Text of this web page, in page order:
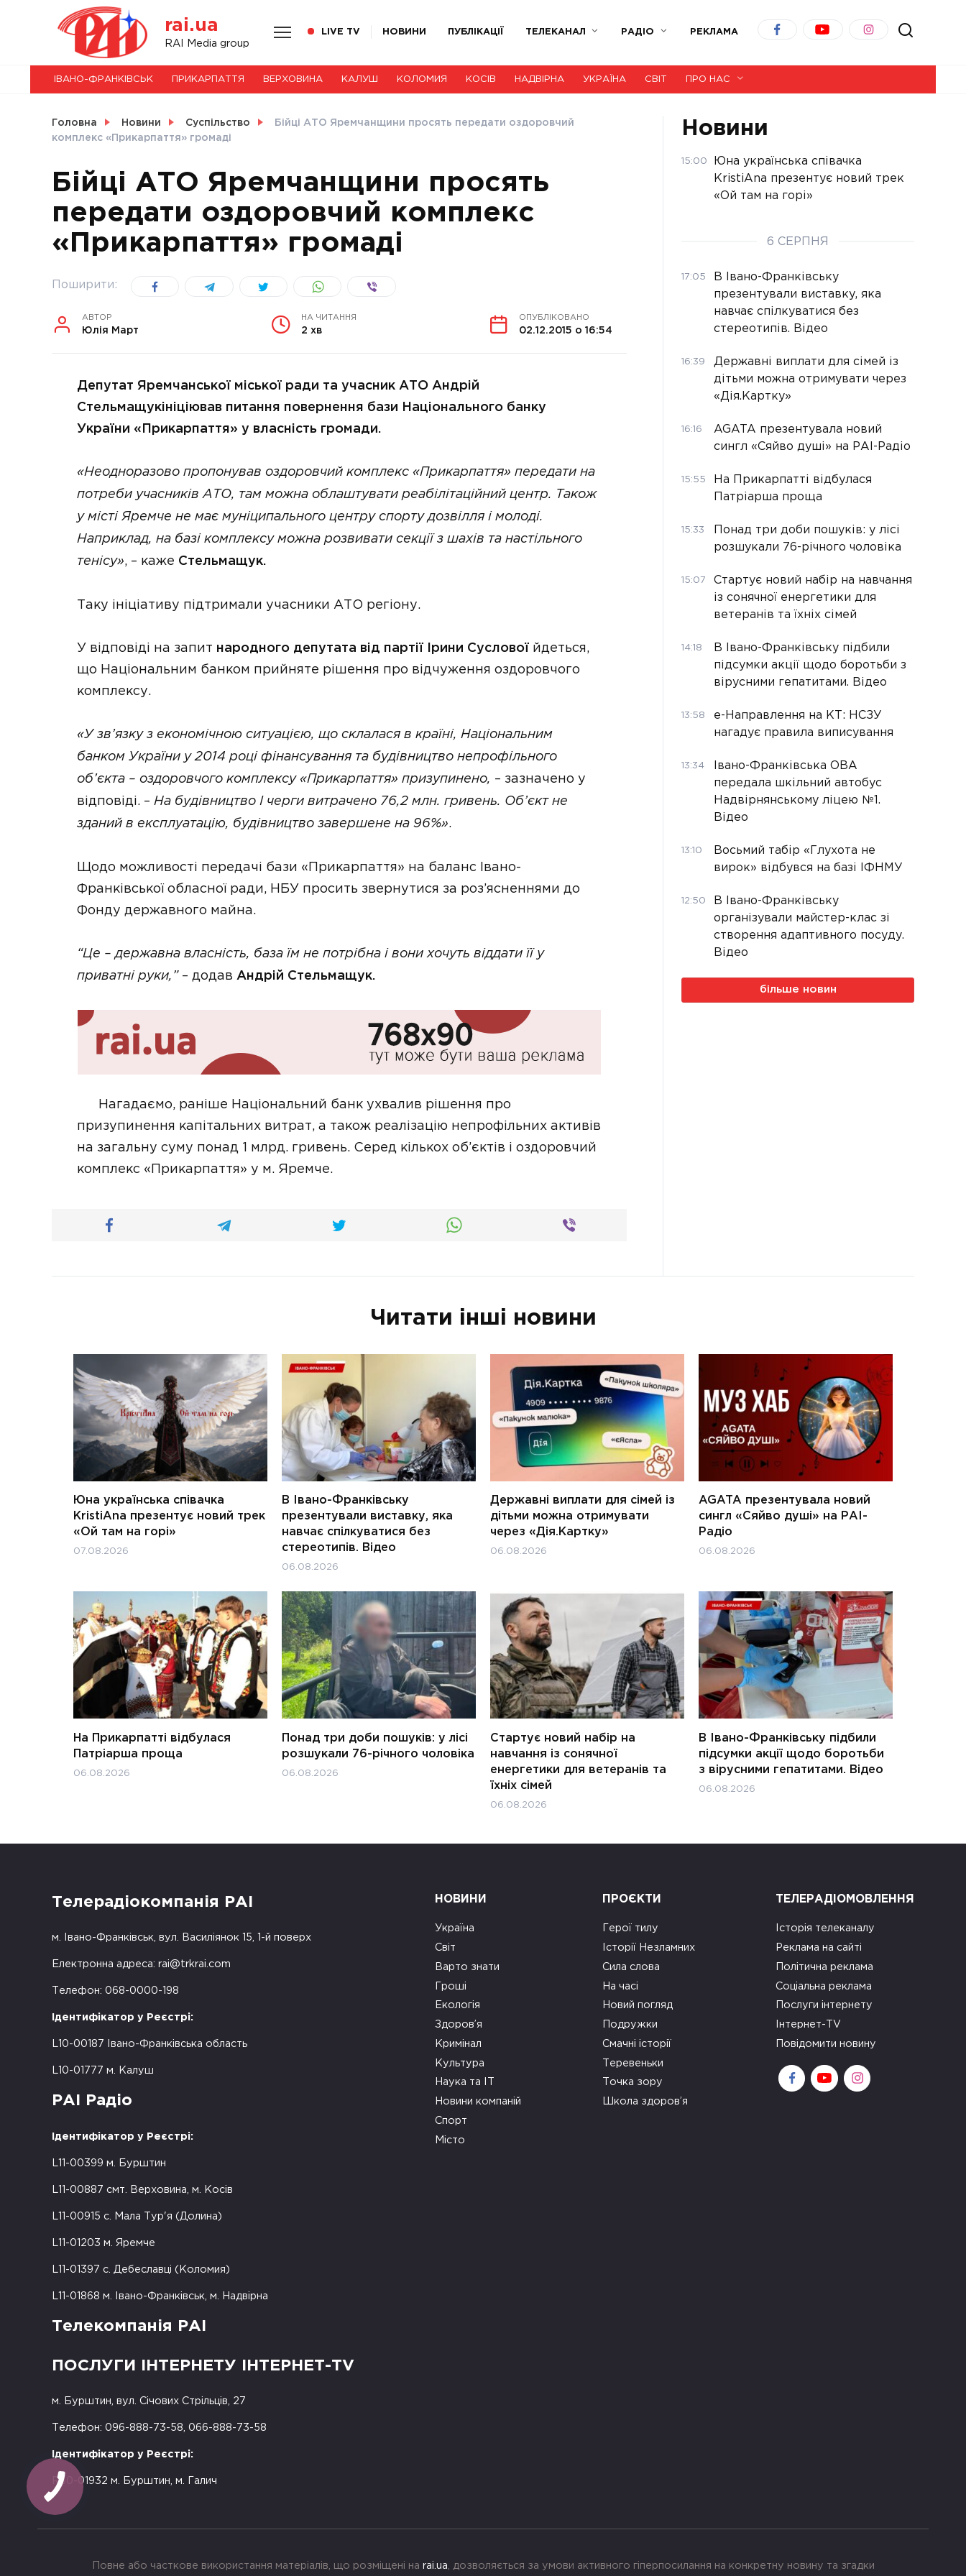
rai.ua
RAI Media group
LIVE TV НОВИНИ ПУБЛІКАЦІЇ ТЕЛЕКАНАЛ РАДІО РЕКЛАМА
НОВИНИ
СВІТ
УКРАЇНА
ІВАНО-ФРАНКІВСЬК ПРИКАРПАТТЯ ВЕРХОВИНА КАЛУШ КОЛОМИЯ КОСІВ НАДВІРНА УКРАЇНА СВІТ ПРО НАС
Головна Новини Суспільство
Бійці АТО Яремчанщини просять передати оздоровчий
комплекс «Прикарпаття» громаді
Бійці АТО Яремчанщини просять
передати оздоровчий комплекс
«Прикарпаття» громаді
Поширити:
АВТОР
Юлія Март
НА ЧИТАННЯ
2 хв
ОПУБЛІКОВАНО
02.12.2015 о 16:54
Депутат Яремчанської міської ради та учасник АТО Андрій
Стельмащукініціював питання повернення бази Національного банку
України «Прикарпаття» у власність громади.
«Неодноразово пропонував оздоровчий комплекс «Прикарпаття» передати на
потреби учасників АТО, там можна облаштувати реабілітаційний центр. Також
у місті Яремче не має муніципального центру спорту дозвілля і молоді.
Наприклад, на базі комплексу можна розвивати секції з шахів та настільного
тенісу», – каже Стельмащук.
Таку ініціативу підтримали учасники АТО регіону.
У відповіді на запит народного депутата від партії Ірини Суслової йдеться,
що Національним банком прийняте рішення про відчуження оздоровчого
комплексу.
«У зв’язку з економічною ситуацією, що склалася в країні, Національним
банком України у 2014 році фінансування та будівництво непрофільного
об’єкта – оздоровчого комплексу «Прикарпаття» призупинено, – зазначено у
відповіді. – На будівництво І черги витрачено 76,2 млн. гривень. Об’єкт не
зданий в експлуатацію, будівництво завершене на 96%».
Щодо можливості передачі бази «Прикарпаття» на баланс Івано-
Франківської обласної ради, НБУ просить звернутися за роз’ясненнями до
Фонду державного майна.
“Це – державна власність, база їм не потрібна і вони хочуть віддати її у
приватні руки,” – додав Андрій Стельмащук.
Нагадаємо, раніше Національний банк ухвалив рішення про
призупинення капітальних витрат, а також реалізацію непрофільних активів
на загальну суму понад 1 млрд. гривень. Серед кількох об’єктів і оздоровчий
комплекс «Прикарпаття» у м. Яремче.
Новини
15:00
Юна українська співачка
KristiAna презентує новий трек
«Ой там на горі»
6 СЕРПНЯ
17:05
В Івано-Франківську
презентували виставку, яка
навчає спілкуватися без
стереотипів. Відео
16:39
Державні виплати для сімей із
дітьми можна отримувати через
«Дія.Картку»
16:16
AGATA презентувала новий
сингл «Сяйво душі» на РАІ-Радіо
15:55
На Прикарпатті відбулася
Патріарша проща
15:33
Понад три доби пошуків: у лісі
розшукали 76-річного чоловіка
15:07
Стартує новий набір на навчання
із сонячної енергетики для
ветеранів та їхніх сімей
14:18
В Івано-Франківську підбили
підсумки акції щодо боротьби з
вірусними гепатитами. Відео
13:58
е-Направлення на КТ: НСЗУ
нагадує правила виписування
13:34
Івано-Франківська ОВА
передала шкільний автобус
Надвірнянському ліцею №1.
Відео
13:10
Восьмий табір «Глухота не
вирок» відбувся на базі ІФНМУ
12:50
В Івано-Франківську
організували майстер-клас зі
створення адаптивного посуду.
Відео
більше новин
Читати інші новини
Юна українська співачка
KristiAna презентує новий трек
«Ой там на горі»
07.08.2026
В Івано-Франківську
презентували виставку, яка
навчає спілкуватися без
стереотипів. Відео
06.08.2026
Державні виплати для сімей із
дітьми можна отримувати
через «Дія.Картку»
06.08.2026
AGATA презентувала новий
сингл «Сяйво душі» на РАІ-
Радіо
06.08.2026
На Прикарпатті відбулася
Патріарша проща
06.08.2026
Понад три доби пошуків: у лісі
розшукали 76-річного чоловіка
06.08.2026
Стартує новий набір на
навчання із сонячної
енергетики для ветеранів та
їхніх сімей
06.08.2026
В Івано-Франківську підбили
підсумки акції щодо боротьби
з вірусними гепатитами. Відео
06.08.2026
Телерадіокомпанія РАІ
м. Івано-Франківськ, вул. Василіянок 15, 1-й поверх
Електронна адреса: rai@trkrai.com
Телефон: 068-0000-198
Ідентифікатор у Реєстрі:
L10-00187 Івано-Франківська область
L10-01777 м. Калуш
РАІ Радіо
Ідентифікатор у Реєстрі:
L11-00399 м. Бурштин
L11-00887 смт. Верховина, м. Косів
L11-00915 с. Мала Тур'я (Долина)
L11-01203 м. Яремче
L11-01397 с. Дебеславці (Коломия)
L11-01868 м. Івано-Франківськ, м. Надвірна
Телекомпанія РАІ
ПОСЛУГИ ІНТЕРНЕТУ ІНТЕРНЕТ-TV
м. Бурштин, вул. Січових Стрільців, 27
Телефон: 096-888-73-58, 066-888-73-58
Ідентифікатор у Реєстрі:
R50-01932 м. Бурштин, м. Галич
НОВИНИ
Україна
Світ
Варто знати
Гроші
Екологія
Здоров’я
Кримінал
Культура
Наука та ІТ
Новини компаній
Спорт
Місто
ПРОЄКТИ
Герої тилу
Історії Незламних
Сила слова
На часі
Новий погляд
Подружки
Смачні історії
Теревеньки
Точка зору
Школа здоров’я
ТЕЛЕРАДІОМОВЛЕННЯ
Історія телеканалу
Реклама на сайті
Політична реклама
Соціальна реклама
Послуги інтернету
Інтернет-TV
Повідомити новину
Повне або часткове використання матеріалів, що розміщені на rai.ua , дозволяється за умови активного гіперпосилання на конкретну новину та згадки
КНОПКА
ЗВ'ЯЗКУ